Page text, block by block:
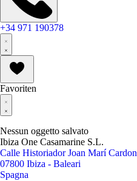
+34 971 190378
Favoriten
Nessun oggetto salvato
Ibiza One Casamarine S.L.
Calle Historiador Joan Marí
07800 Ibiza - Baleari
Spagna